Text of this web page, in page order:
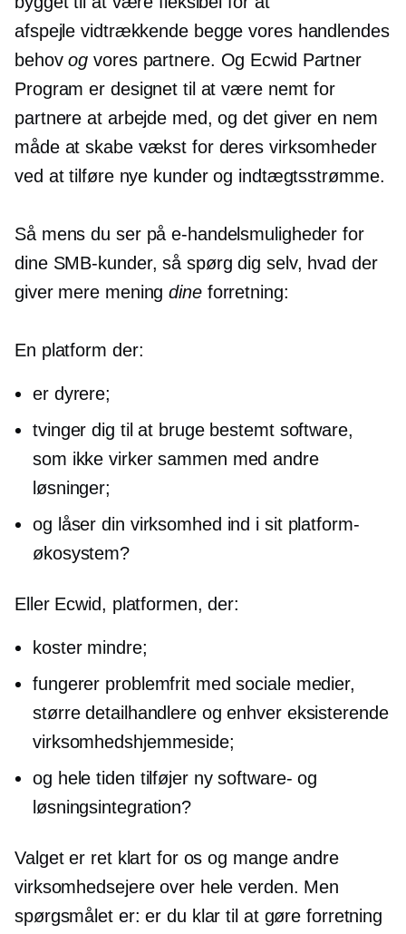
afspejlevidtrækkendebegge vores handlendes
behovog vores partnere. Og Ecwid Partner
Program er designet til at være nemt for
partnere at arbejde med, og det giver en nem
måde at skabe vækst for deres virksomheder
ved at tilføre nye kunder og indtægtsstrømme.
Så mens du ser på e-handelsmuligheder for
dine SMB-kunder, så spørg dig selv, hvad der
giver mere meningdine forretning:
En platform der:
er dyrere;
tvinger dig til at bruge bestemt software,
som ikke virker sammen med andre
løsninger;
og låser din virksomhed ind i sit platform-
økosystem?
Eller Ecwid, platformen, der:
koster mindre;
fungerer problemfrit med sociale medier,
større detailhandlere og enhver eksisterende
virksomhedshjemmeside;
og hele tiden tilføjer ny software- og
løsningsintegration?
Valget er ret klart for os og mange andre
virksomhedsejere over hele verden. Men
spørgsmålet er: er du klar til at gøre forretning